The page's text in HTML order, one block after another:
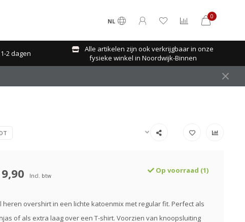
NL
0
2 dagen
Alle artikelen zijn ook verkrijgbaar in onze
fysieke winkel in Noordwijk-Binnen
Incl. btw
Op voorraad (1)
heren overshirt in een lichte katoenmix met regular fit. Perfect als
of als extra laag over een T-shirt. Voorzien van knoopsluiting